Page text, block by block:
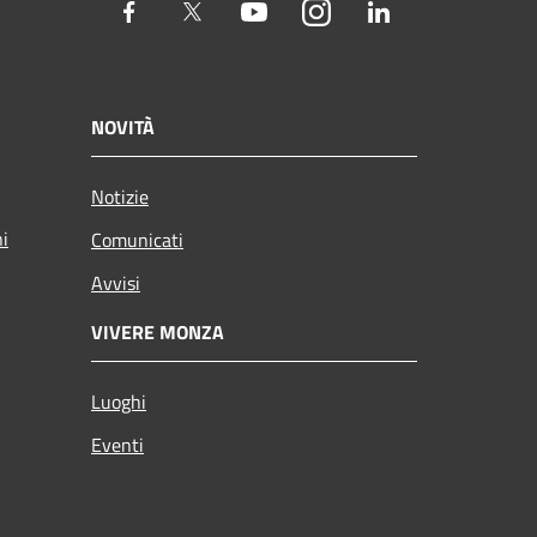
Facebook Twitter YoutubeInstagram
NOVITÀ
Notizie
Comunicati
Avvisi
VIVERE MONZA
Luoghi
Eventi